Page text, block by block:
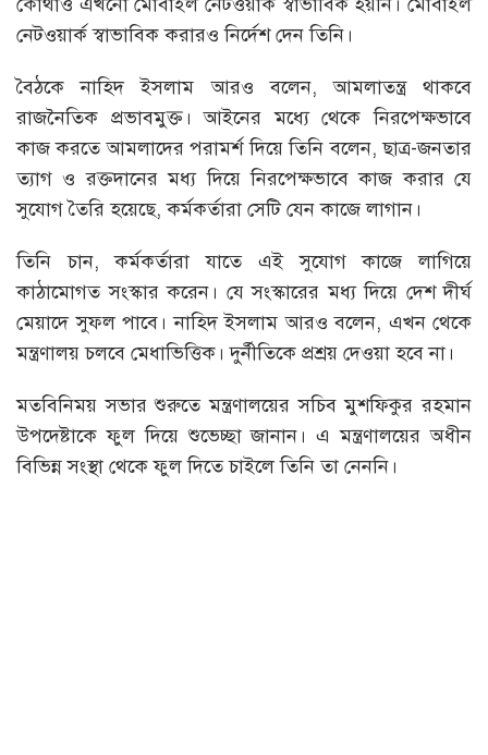
কোথাও এখনো মোবাইল নেটওয়ার্ক স্বাভাবিক হয়নি। মোবাইল
নেটওয়ার্ক স্বাভাবিক করারও নির্দেশ দেন তিনি।
বৈঠকে নাহিদ ইসলাম আরও বলেন, আমলাতন্ত্র থাকবে
রাজনৈতিক প্রভাবমুক্ত। আইনের মধ্যে থেকে নিরপেক্ষভাবে
কাজ করতে আমলাদের পরামর্শ দিয়ে তিনি বলেন, ছাত্র-জনতার
ত্যাগ ও রক্তদানের মধ্য দিয়ে নিরপেক্ষভাবে কাজ করার যে
সুযোগ তৈরি হয়েছে, কর্মকর্তারা সেটি যেন কাজে লাগান।
তিনি চান, কর্মকর্তারা যাতে এই সুযোগ কাজে লাগিয়ে
কাঠামোগত সংস্কার করেন। যে সংস্কারের মধ্য দিয়ে দেশ দীর্ঘ
মেয়াদে সুফল পাবে। নাহিদ ইসলাম আরও বলেন, এখন থেকে
মন্ত্রণালয় চলবে মেধাভিত্তিক। দুর্নীতিকে প্রশ্রয় দেওয়া হবে না।
মতবিনিময় সভার শুরুতে মন্ত্রণালয়ের সচিব মুশফিকুর রহমান
উপদেষ্টাকে ফুল দিয়ে শুভেচ্ছা জানান। এ মন্ত্রণালয়ের অধীন
বিভিন্ন সংস্থা থেকে ফুল দিতে চাইলে তিনি তা নেননি।